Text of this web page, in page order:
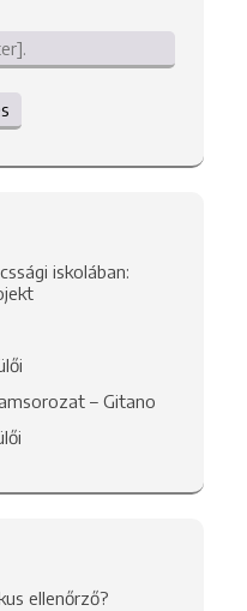
iskolában:
– Gitano
ellenőrző?